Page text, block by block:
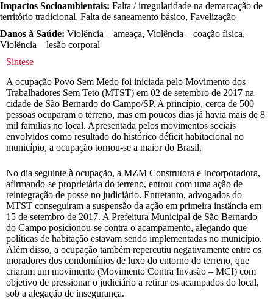
Impactos Socioambientais: Falta / irregularidade na demarcação de
território tradicional, Falta de saneamento básico, Favelização
Danos à Saúde: Violência – ameaça, Violência – coação física,
Violência – lesão corporal
Síntese
A ocupação Povo Sem Medo foi iniciada pelo Movimento dos
Trabalhadores Sem Teto (MTST) em 02 de setembro de 2017 na
cidade de São Bernardo do Campo/SP. A princípio, cerca de 500
pessoas ocuparam o terreno, mas em poucos dias já havia mais de 8
mil famílias no local. Apresentada pelos movimentos sociais
envolvidos como resultado do histórico déficit habitacional no
município, a ocupação tornou-se a maior do Brasil.
No dia seguinte à ocupação, a MZM Construtora e Incorporadora,
afirmando-se proprietária do terreno, entrou com uma ação de
reintegração de posse no judiciário. Entretanto, advogados do
MTST conseguiram a suspensão da ação em primeira instância em
15 de setembro de 2017. A Prefeitura Municipal de São Bernardo
do Campo posicionou-se contra o acampamento, alegando que
políticas de habitação estavam sendo implementadas no município.
Além disso, a ocupação também repercutiu negativamente entre os
moradores dos condomínios de luxo do entorno do terreno, que
criaram um movimento (Movimento Contra Invasão – MCI) com
objetivo de pressionar o judiciário a retirar os acampados do local,
sob a alegação de insegurança.